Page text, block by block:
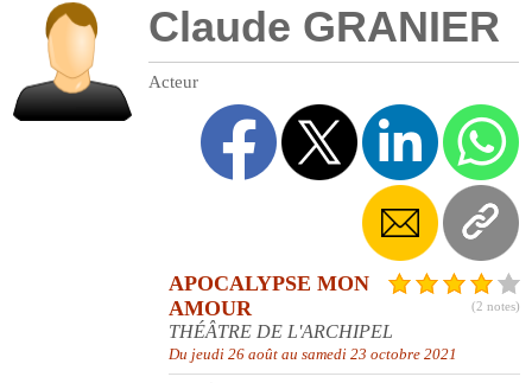
Claude GRANIER
Acteur
(2 notes)
APOCALYPSE MON
AMOUR
THÉÂTRE DE L'ARCHIPEL
Du jeudi 26 août au samedi 23 octobre 2021